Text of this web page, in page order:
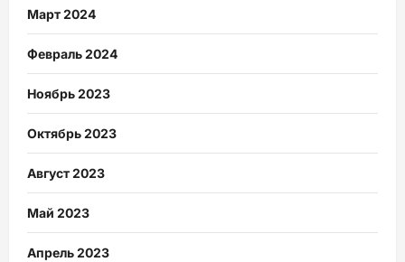
Март 2024
Февраль 2024
Ноябрь 2023
Октябрь 2023
Август 2023
Май 2023
Апрель 2023